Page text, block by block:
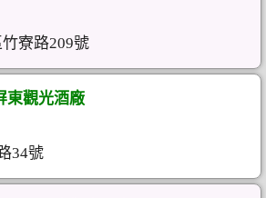
寮路209號
東觀光酒廠
34號